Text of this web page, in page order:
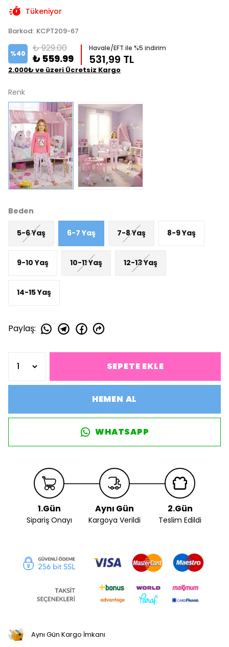
✅ Bugün 3 adet
Tükeniyor
Barkod: KCPT209-67
%40 ₺ 929.00
₺ 559.99
Havale/EFT ile %5 indirim
531,99 TL
2.000₺ ve üzeri Ücretsiz Kargo
Renk
Beden
5-6 Yaş 6-7 Yaş 7-8 Yaş 8-9 Yaş
9-10 Yaş 10-11 Yaş 12-13 Yaş
14-15 Yaş
Paylaş:
SEPETE EKLE
HEMEN AL
WHATSAPP
1.Gün
Sipariş Onayı
Aynı Gün
Kargoya Verildi
2.Gün
Teslim Edildi
Aynı Gün Kargo İmkanı